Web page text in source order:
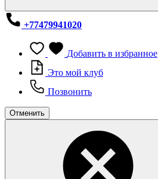
+77479941020
Добавить в избранное
Это мой клуб
Позвонить
Отменить